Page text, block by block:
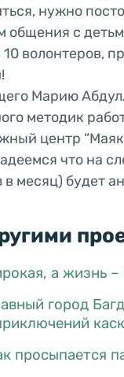
нужно
общения с
волонтеров,
Марию
методик
центр
что на
в месяц) будет
а жизнь –
город
просыпается